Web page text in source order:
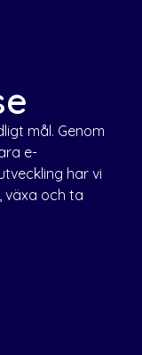
mål. Genom
e-
har vi
växa och ta